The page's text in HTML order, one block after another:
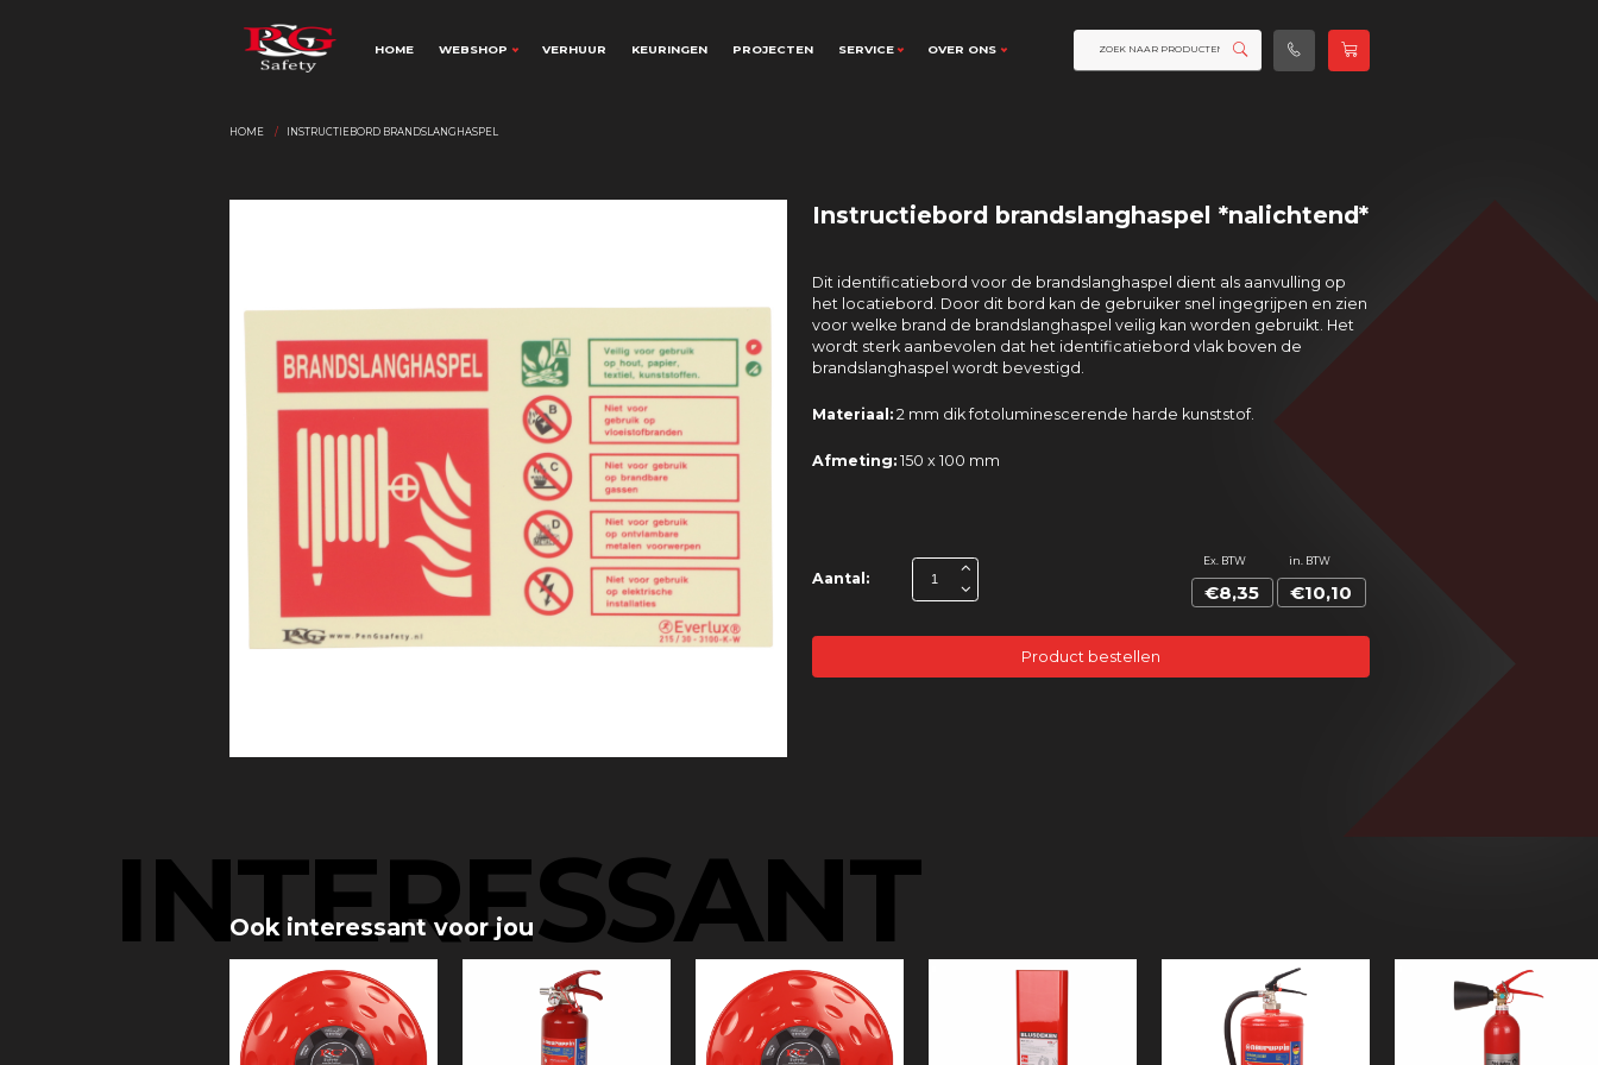
HOME WEBSHOP VERHUUR KEURINGEN PROJECTEN SERVICE OVER ONS
HOME INSTRUCTIEBORD BRANDSLANGHASPEL
Instructiebord brandslanghaspel *nalichtend*
Dit identificatiebord voor de brandslanghaspel dient als aanvulling op
het locatiebord. Door dit bord kan de gebruiker snel ingegrijpen en zien
voor welke brand de brandslanghaspel veilig kan worden gebruikt. Het
wordt sterk aanbevolen dat het identificatiebord vlak boven de
brandslanghaspel wordt bevestigd.
Materiaal:2 mm dik fotoluminescerende harde kunststof.
Afmeting:150 x 100 mm
Aantal:
Ex. BTW in. BTW
€8,35 €10,10
Product bestellen
Ook interessant voor jou
INTERESSANT